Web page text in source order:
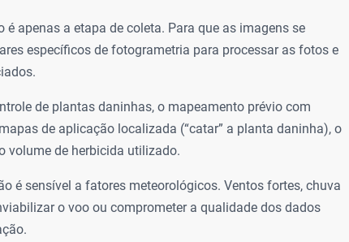
é apenas a etapa de coleta. Para que as imagens se
específicos de fotogrametria para processar as fotos e
de plantas daninhas, o mapeamento prévio com
de aplicação localizada (“catar” a planta daninha), o
volume de herbicida utilizado.
é sensível a fatores meteorológicos. Ventos fortes, chuva
o voo ou comprometer a qualidade dos dados